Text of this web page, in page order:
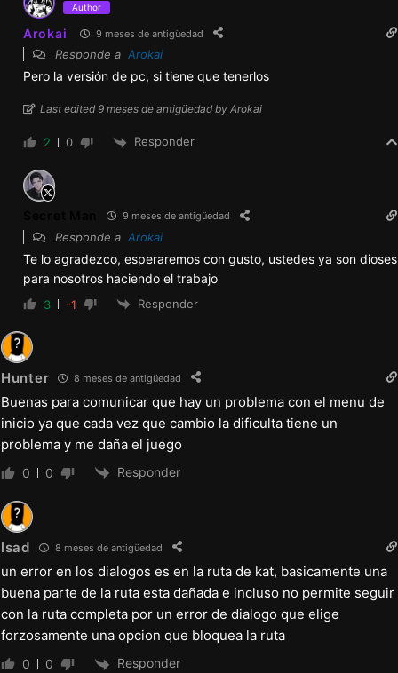
v26.3.1
FAFWM – Cherie, Claire y Kiara en fondos
FAFWM – Cherie, Claire y Kiara en el jacuzzi
tomando café [3EV]
FAFWM – Evento secundario de Kiara 01-03
Revisión de Kylie en posición misionera
[1CG]
Revisión de Lexi de pie y de pie 2 [2CG]
Desbloqueo de Bree gamer (¡no puede ser
real!)
Actualización de fondos animados de CEO y
fondos personales animados [2BG]
v26.3.0b
Correcciones:
– La opción de animación no estaba
disponible con el DLC FAFWM
– Nalgadas a Kiara
Author
Arokai 9 meses de antigüedad
Responde a Arokai
Pero la versión de pc, si tiene que tenerlos
Last edited 9 meses de antigüedad by Arokai
2 0 Responder
9 meses de antigüedad
Responde a Arokai
Te lo agradezco, esperaremos con gusto, ustedes ya son dioses
para nosotros haciendo el trabajo
3 -1 Responder
Hunter 8 meses de antigüedad
Buenas para comunicar que hay un problema con el menu de
inicio ya que cada vez que cambio la dificulta tiene un
problema y me daña el juego
0 0 Responder
lsad 8 meses de antigüedad
un error en los dialogos es en la ruta de kat, basicamente una
buena parte de la ruta esta dañada e incluso no permite seguir
con la ruta completa por un error de dialogo que elige
forzosamente una opcion que bloquea la ruta
0 0 Responder